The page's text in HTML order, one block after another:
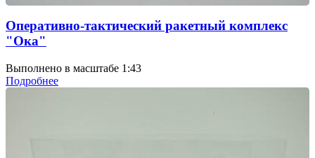
Оперативно-тактический ракетный комплекс
"Ока"
Выполнено в масштабе 1:43
Подробнее